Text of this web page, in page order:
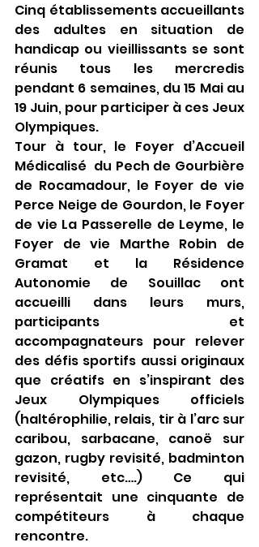
Cinq établissements accueillants
des adultes en situation de
handicap ou vieillissants se sont
réunis tous les mercredis
pendant 6 semaines, du 15 Mai au
19 Juin, pour participer à ces Jeux
Olympiques.
Tour à tour, le Foyer d’Accueil
Médicalisé  du Pech de Gourbière
de Rocamadour, le Foyer de vie
Perce Neige de Gourdon, le Foyer
de vie La Passerelle de Leyme, le
Foyer de vie Marthe Robin de
Gramat et la Résidence
Autonomie de Souillac ont
accueilli dans leurs murs,
participants et
accompagnateurs pour relever
des défis sportifs aussi originaux
que créatifs en s’inspirant des
Jeux Olympiques officiels
(haltérophilie, relais, tir à l’arc sur
caribou, sarbacane, canoë sur
gazon, rugby revisité, badminton
revisité, etc….) Ce qui
représentait une cinquante de
compétiteurs à chaque
rencontre.